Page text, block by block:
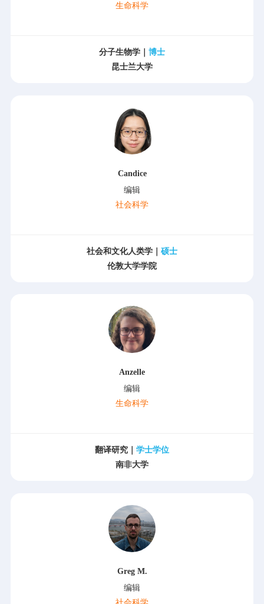
生命科学
分子生物学｜ 博士
昆士兰大学
Candice
编辑
社会科学
社会和文化人类学｜ 硕士
伦敦大学学院
Anzelle
编辑
生命科学
翻译研究｜ 学士学位
南非大学
Greg M.
编辑